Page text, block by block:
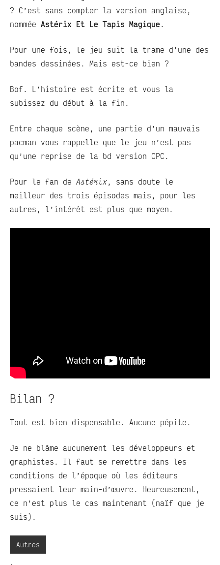
? C’est sans compter la version anglaise,
nommée Astérix Et Le Tapis Magique.
Pour une fois, le jeu suit la trame d’une des
bandes dessinées. Mais est-ce bien ?
Bof. L’histoire est écrite et vous la
subissez du début à la fin.
Entre chaque scène, une partie d’un mauvais
pacman vous rappelle que le jeu n’est pas
qu’une reprise de la bd version CPC.
Pour le fan deAstérix, sans doute le
meilleur des trois épisodes mais, pour les
autres, l’intérêt est plus que moyen.
Bilan ?
Tout est bien dispensable. Aucune pépite.
Je ne blâme aucunement les développeurs et
graphistes. Il faut se remettre dans les
conditions de l’époque où les éditeurs
pressaient leur main-d’œuvre. Heureusement,
ce n’est plus le cas maintenant (naïf que je
suis).
Autres